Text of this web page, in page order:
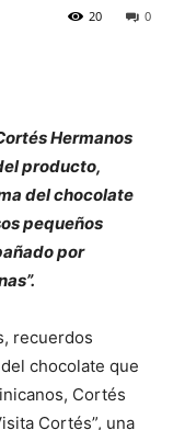
0
20
Hermanos
producto,
del chocolate
pequeños
por
recuerdos
chocolate que
Cortés
Cortés”, una